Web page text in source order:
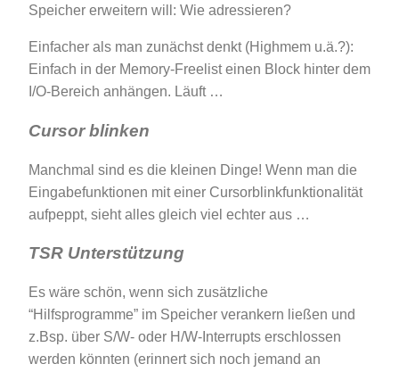
Speicher erweitern will: Wie adressieren?
Einfacher als man zunächst denkt (Highmem u.ä.?):
Einfach in der Memory-Freelist einen Block hinter dem
I/O-Bereich anhängen. Läuft …
Cursor blinken
Manchmal sind es die kleinen Dinge! Wenn man die
Eingabefunktionen mit einer Cursorblinkfunktionalität
aufpeppt, sieht alles gleich viel echter aus …
TSR Unterstützung
Es wäre schön, wenn sich zusätzliche
“Hilfsprogramme” im Speicher verankern ließen und
z.Bsp. über S/W- oder H/W-Interrupts erschlossen
werden könnten (erinnert sich noch jemand an